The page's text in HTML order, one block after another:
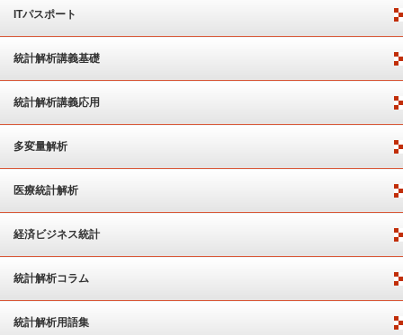
ITパスポート
統計解析講義基礎
統計解析講義応用
多変量解析
医療統計解析
経済ビジネス統計
統計解析コラム
統計解析用語集